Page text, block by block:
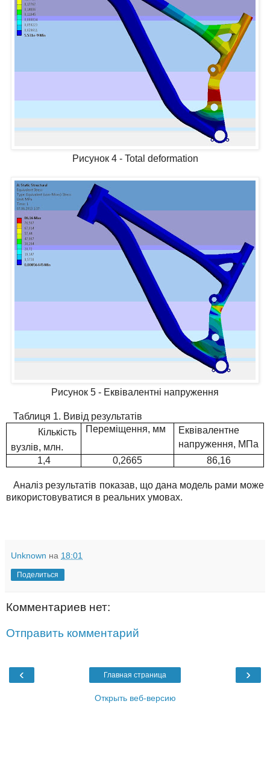
Рисунок 4 - Total deformation
Рисунок 5 - Еквівалентні напруження
Таблиця 1. Вивід результатів
Кількість
вузлів, млн.
Переміщення, мм
Еквівалентне
напруження, МПа
1,4
0,2665 86,16
Аналіз результатів показав, що дана модель рами може
використовуватися в реальних умовах.
Unknown на 18:01
Поделиться
Комментариев нет:
Отправить комментарий
‹ ›
Главная страница
Открыть веб-версию